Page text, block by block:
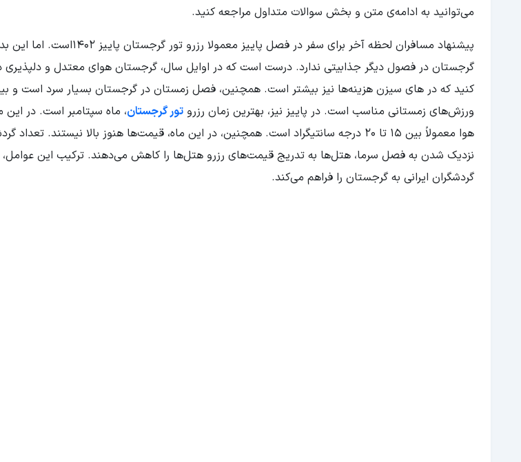
می‌توانید به ادامه‌ی متن و بخش سوالات متداول مراجعه کنید.
پیشنهاد مسافران لحظه آخر برای سفر در فصل
گرجستان در فصول دیگر جذابیتی ندارد. درست است که در اوایل سال، گرجستان هوای معتدل و دلپذیری
کنید که در های سیزن هزینه‌ها نیز بیشتر است. همچنین، فصل زمستان در گرجستان بسیار سرد است و
ورزش‌های زمستانی مناسب است. در پاییز نیز، بهترین زمان رزرو تور گرجستان، ماه سپتامبر است. در
هوا معمولاً بین 15 تا 20 درجه سانتیگراد است. همچنین، در این ماه، قیمت‌ها هنوز بالا نیستند.
نزدیک شدن به فصل سرما، هتل‌ها به تدریج قیمت‌های رزرو هتل‌ها را کاهش می‌دهند. ترکیب این
گردشگران ایرانی به گرجستان را فراهم می‌کند.